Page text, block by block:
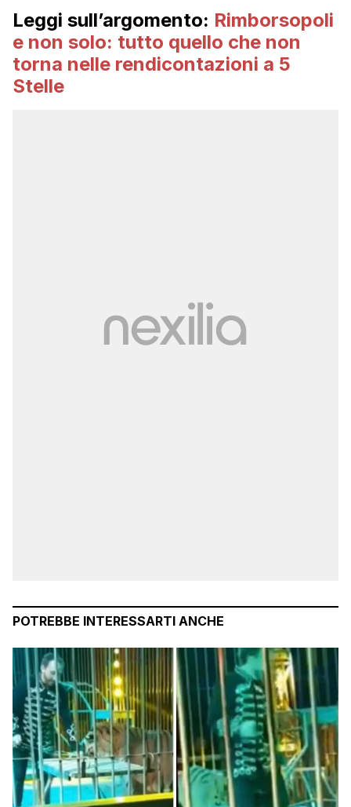
Leggi sull’argomento: Rimborsopoli
e non solo: tutto quello che non
torna nelle rendicontazioni a 5
Stelle
POTREBBE INTERESSARTI ANCHE